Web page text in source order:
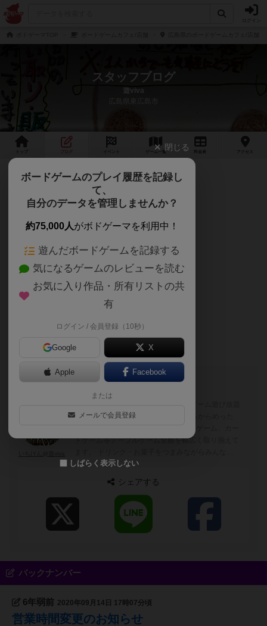
スタッフブログ
遊viva
ゲーム 一覧 料金 アクセス
お盆営業
通常営業にてやりまーす(｀･ω･´)
少し営業時間変更してまして、
最終入店21:00
最終閉店23:00
としました。
よろしくお願いします。
このブログの投稿者
のお店をオープンします。 有名どころからめった
ドゲーム等テーブルゲーム全般を幅広く取り揃えて
ワイワイ盛り上がりましょう。 また、当店は人数
流にもなると考えて2・3名以下でのご来店で相席を
推奨しております。
シェアする
バックナンバー
6年弱前 2020年09月14日 17時07分頃
営業時間変更のお知らせ
閉じる
ボードゲームのプレイ履歴を記録し
て、
自分のデータを管理しませんか？
約75,000人がボドゲーマを利用中！
遊んだボードゲームを記録する
気になるゲームのレビューを読む
お気に入り作品・所有リストの共
有
ログイン / 会員登録（10秒）
Google X
Apple Facebook
または
メールで会員登録
しばらく表示しない